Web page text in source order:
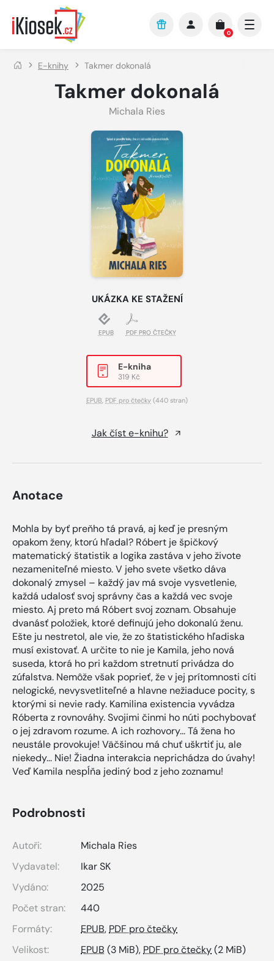
Přejít na hlavní obsah
0
E-knihy Takmer dokonalá
Takmer dokonalá
Michala Ries
UKÁZKA KE STAŽENÍ
EPUB PDF PRO ČTEČKY
E-kniha
319 Kč
EPUB PDF pro čtečky (440 stran)
Jak číst e-knihu?
Anotace
Mohla by byť preňho tá pravá, aj keď je presným
opakom ženy, ktorú hľadal? Róbert je špičkový
matematický štatistik a logika zastáva v jeho živote
nezameniteľné miesto. V jeho svete všetko dáva
dokonalý zmysel – každý jav má svoje vysvetlenie,
každá udalosť svoj správny čas a každá vec svoje
miesto. Aj preto má Róbert svoj zoznam. Obsahuje
dvanásť položiek, ktoré definujú jeho dokonalú ženu.
Ešte ju nestretol, ale vie, že zo štatistického hľadiska
musí existovať. A určite to nie je Kamila, jeho nová
suseda, ktorá ho pri každom stretnutí privádza do
zúfalstva. Nemôže však poprieť, že v jej prítomnosti cíti
nelogické, nevysvetliteľné a hlavne nežiaduce pocity, s
ktorými si nevie rady. Kamilina existencia vyvádza
Róberta z rovnováhy. Svojimi činmi ho núti pochybovať
o jej zdravom rozume. A ich rozhovory... Tá žena ho
neustále provokuje! Väčšinou má chuť uškrtiť ju, ale
niekedy... Nie! Žiadna interakcia neprichádza do úvahy!
Veď Kamila nespĺňa jediný bod z jeho zoznamu!
Podrobnosti
Autoři:
Michala Ries
Vydavatel:
Ikar SK
Vydáno:
2025
Počet stran:
440
Formáty:
EPUB, PDF pro čtečky
Velikost:
EPUB (3 MiB), PDF pro čtečky(2 MiB)